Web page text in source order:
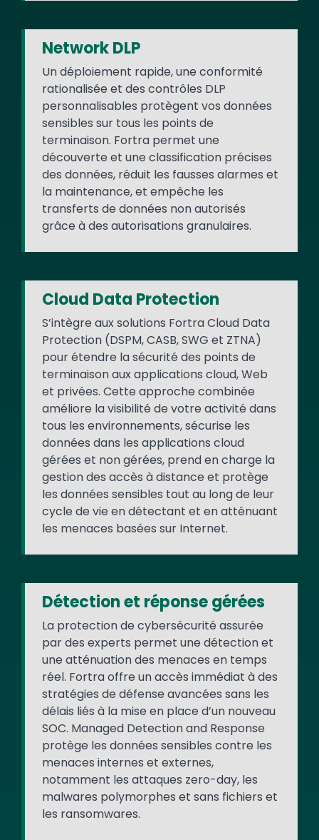
Network DLP
Un déploiement rapide, une conformité
rationalisée et des contrôles DLP
personnalisables protègent vos données
sensibles sur tous les points de
terminaison. Fortra permet une
découverte et une classification précises
des données, réduit les fausses alarmes et
la maintenance, et empêche les
transferts de données non autorisés
grâce à des autorisations granulaires.
Cloud Data Protection
S’intègre aux solutions Fortra Cloud Data
Protection (DSPM, CASB, SWG et ZTNA)
pour étendre la sécurité des points de
terminaison aux applications cloud, Web
et privées. Cette approche combinée
améliore la visibilité de votre activité dans
tous les environnements, sécurise les
données dans les applications cloud
gérées et non gérées, prend en charge la
gestion des accès à distance et protège
les données sensibles tout au long de leur
cycle de vie en détectant et en atténuant
les menaces basées sur Internet.
Détection et réponse gérées
La protection de cybersécurité assurée
par des experts permet une détection et
une atténuation des menaces en temps
réel. Fortra offre un accès immédiat à des
stratégies de défense avancées sans les
délais liés à la mise en place d’un nouveau
SOC. Managed Detection and Response
protège les données sensibles contre les
menaces internes et externes,
notamment les attaques zero-day, les
malwares polymorphes et sans fichiers et
les ransomwares.